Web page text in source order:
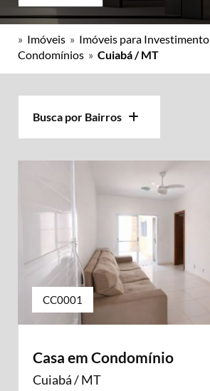
» Imóveis » Imóveis para Investimento
Condomínios » Cuiabá / MT
Busca por Bairros
CC0001
Casa em Condomínio
Cuiabá / MT